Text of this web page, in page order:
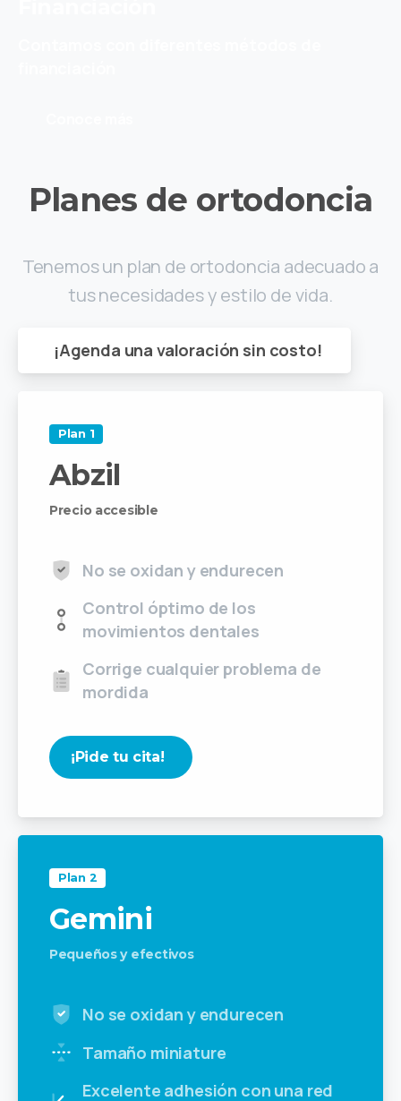
Planes de ortodoncia
Tenemos un plan de ortodoncia adecuado a
tus necesidades y estilo de vida.
¡Agenda una valoración sin costo!
Plan 1
Abzil
Precio accesible
No se oxidan y endurecen
Control óptimo de los
movimientos dentales
Corrige cualquier problema de
mordida
¡Pide tu cita!
Plan 2
Gemini
Pequeños y efectivos
No se oxidan y endurecen
Tamaño miniature
Excelente adhesión con una red